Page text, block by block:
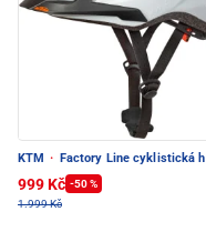
KTM · Factory Line cyklistická
999 Kč -50 %
1.999 Kč